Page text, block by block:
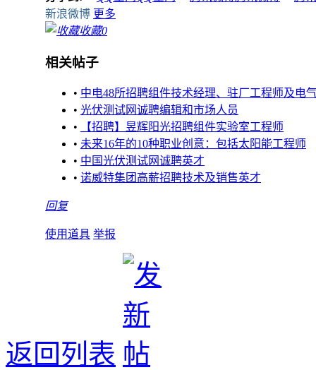
新浪微博 更多
收藏0
相关帖子
• 中电48所招聘组件技术经理、驻厂工程师及电
• 光伏测试网诚聘编辑和市场人员
•
【招聘】昱辉阳光招聘组件实验室工程师
• 未来16年的10种职业创意：包括太阳能工程师
• 中国光伏测试网诚聘英才
• 诺威特集团高薪招聘技术及销售英才
回复
使用道具 举报
返回列表